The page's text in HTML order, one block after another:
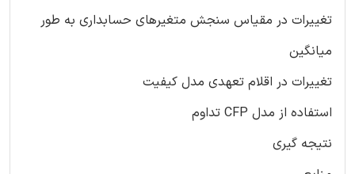
تغییرات در مقیاس سنجش متغیرهای حسابداری به طور
میانگین
تغییرات در اقلام تعهدی مدل کیفیت
استفاده از مدل CFP تداوم
نتیجه گیری